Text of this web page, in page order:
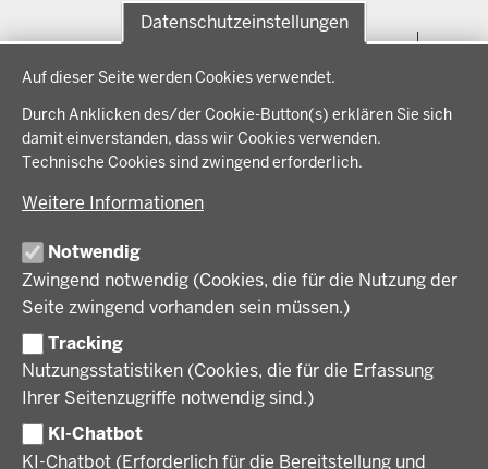
Datenschutzeinstellungen
Auf dieser Seite werden Cookies verwendet.
Durch Anklicken des/der Cookie-Button(s) erklären Sie sich
damit einverstanden, dass wir Cookies verwenden.
Technische Cookies sind zwingend erforderlich.
Weitere Informationen
Notwendig
Zwingend notwendig (Cookies, die für die Nutzung der
Seite zwingend vorhanden sein müssen.)
Tracking
Nutzungsstatistiken (Cookies, die für die Erfassung
Ihrer Seitenzugriffe notwendig sind.)
KI-Chatbot
KI-Chatbot (Erforderlich für die Bereitstellung und
Menü
der
Fußzeile
THEMEN
Bauen, Planen und Verkehr
Bildung, Schule und Sport
Regionalplanung und Regionalrat
Wirtschaft, Kultur und Kommunales
IM FOKUS
Energiewende AG
Zusammenarbeit mit den Niederlanden
BEZIRKSREGIERUNG
Regierungsbezirk Münster
Geschichte und Gegenwart
Behördenleitung
Organisation
Förderlotsinnen und Förderlotsen
KARRIERE UND AUSBILDUNG
Stellenangebote
Ausbildung
Volljurist:in
Praktikum
Stellenangebote im Schulbereich
VERFAHREN UND BEKANNTMACHUNGEN
Amtsblatt
Verfahrensübersichten
PRESSE